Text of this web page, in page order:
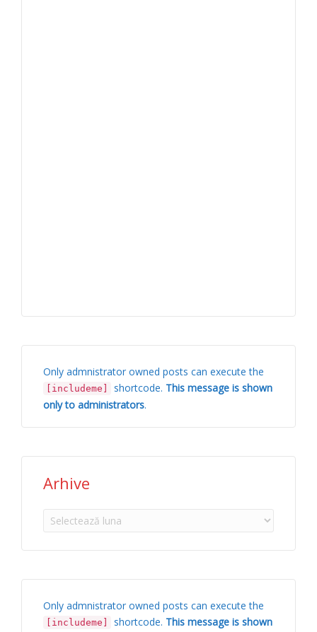
Only admnistrator owned posts can execute the
[includeme] shortcode. This message is shown
only to administrators.
Arhive
Arhive
Only admnistrator owned posts can execute the
[includeme] shortcode. This message is shown